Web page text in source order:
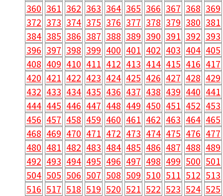
360 361 362 363 364 365 366 367 368 369
372 373 374 375 376 377 378 379 380 381
384 385 386 387 388 389 390 391 392 393
396 397 398 399 400 401 402 403 404 405
408 409 410 411 412 413 414 415 416 417
420 421 422 423 424 425 426 427 428 429
432 433 434 435 436 437 438 439 440 441
444 445 446 447 448 449 450 451 452 453
456 457 458 459 460 461 462 463 464 465
468 469 470 471 472 473 474 475 476 477
480 481 482 483 484 485 486 487 488 489
492 493 494 495 496 497 498 499 500 501
504 505 506 507 508 509 510 511 512 513
516 517 518 519 520 521 522 523 524 525